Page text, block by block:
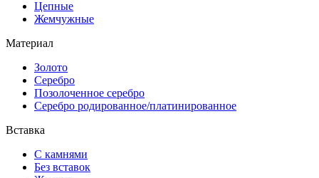
Цепные
Жемчужные
Материал
Золото
Серебро
Позолоченное серебро
Серебро родированное/платинированное
Вставка
С камнями
Без вставок